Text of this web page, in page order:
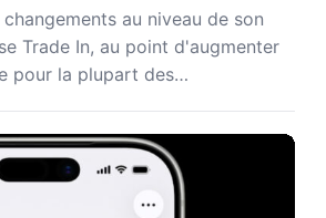
au niveau de son
Trade In, au point d'augmenter
pour la plupart des…